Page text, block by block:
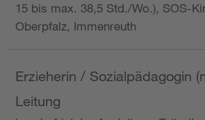
15 bis max. 38,5 Std./Wo.), SOS-
Oberpfalz, Immenreuth
Erzieherin / Sozialpädagogin
Leitung